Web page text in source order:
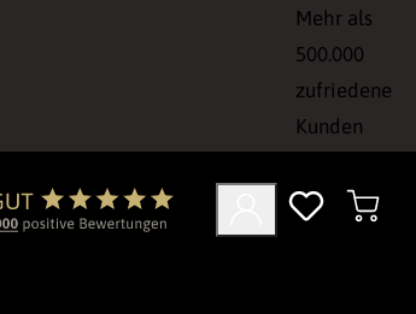
Mehr als
500.000
zufriedene
Kunden